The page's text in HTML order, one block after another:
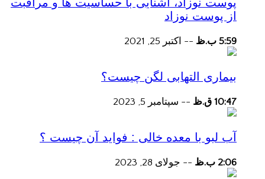
از پوست نوزاد
5:59 ب.ظ -- اکتبر 25, 2021
بیماری التهابی لگن چیست؟
10:47 ق.ظ -- سپتامبر 5, 2023
آب لبو با معده خالی : فواید آن چیست ؟
2:06 ب.ظ -- جولای 28, 2023